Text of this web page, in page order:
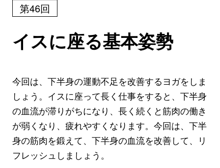
第46回
イスに座る基本姿勢
今回は、下半身の運動不足を改善するヨガをしま
しょう。イスに座って長く仕事をすると、下半身
の血流が滞りがちになり、長く続くと筋肉の働き
が弱くなり、疲れやすくなります。今回は、下半
身の筋肉を鍛えて、下半身の血流を改善して、リ
フレッシュしましょう。